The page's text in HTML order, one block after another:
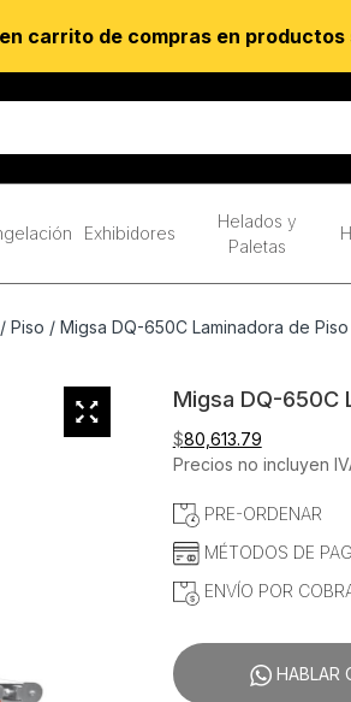
Exhibidores
Helados y
Paletas
/ Piso / Migsa DQ-650C Laminadora de
Migsa DQ-650C
$80,613.79
Precios no incluyen
PRE-ORDENAR
MÉTODOS DE
ENVÍO POR
HABLAR
carrito de compras en